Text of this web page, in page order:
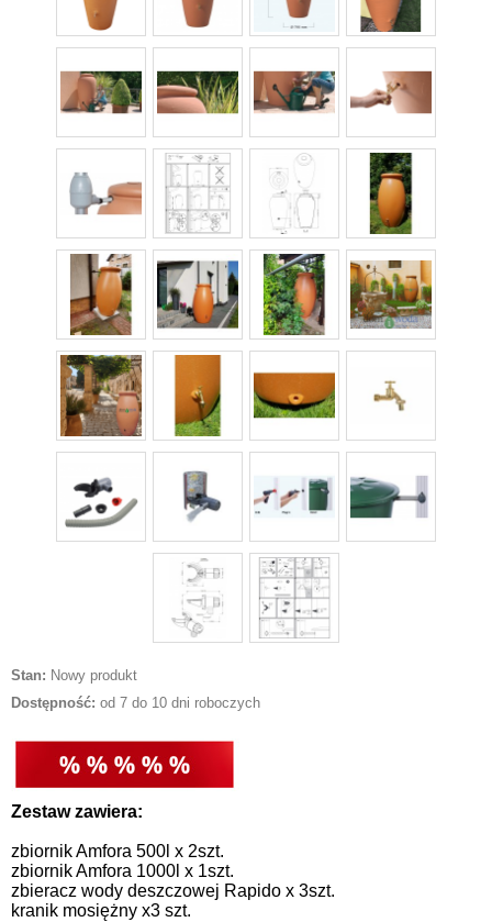
Stan: Nowy produkt
Dostępność: od 7 do 10 dni roboczych
Zestaw zawiera:
zbiornik Amfora 500l x 2szt.
zbiornik Amfora 1000l x 1szt.
zbieracz wody deszczowej Rapido x 3szt.
kranik mosiężny x3 szt.